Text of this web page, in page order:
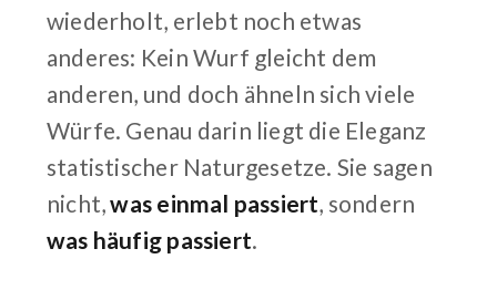
wiederholt, erlebt noch etwas
anderes: Kein Wurf gleicht dem
anderen, und doch ähneln sich viele
Würfe. Genau darin liegt die Eleganz
statistischer Naturgesetze. Sie sagen
nicht,was einmal passiert, sondern
was häufig passiert.